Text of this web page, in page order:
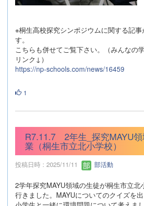
※桐生高校探究シンポジウムに関する記
す。
こちらも併せてご覧下さい。（みんなの
リンク↓）
https://np-schools.com/news/16459
1
R7.11.7 2年生_探究MAYU領
業（桐生市立北小学校）
投稿日時 : 2025/11/11 部活動
2学年探究MAYU領域の生徒が桐生市立北
行きました。MAYUについてのクイズを出